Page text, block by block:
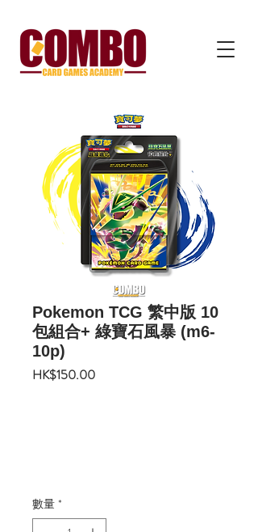
Pokemon TCG 繁中版 10
包組合+ 綠寶石風暴 (m6-
10p)
HK$150.00價
數量 *